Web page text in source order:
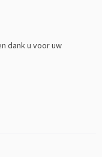
dank u voor uw